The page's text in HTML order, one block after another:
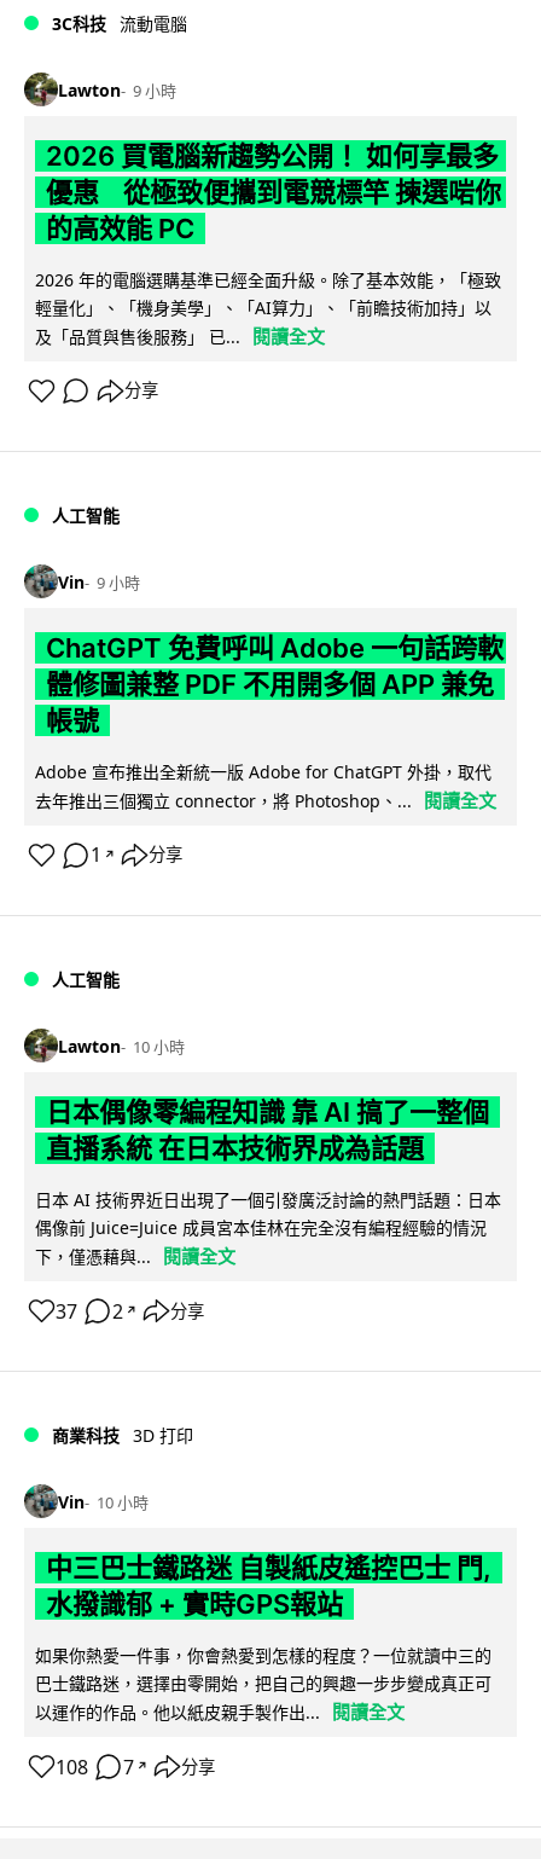
3C科技 流動電腦
Lawton 9 小時
2026 買電腦新趨勢公開！ 如何享最多
優惠 從極致便攜到電競標竿 揀選啱你
的高效能 PC
2026 年的電腦選購基準已經全面升級。除了基本效能，「極致
輕量化」、「機身美學」、「AI算力」、「前瞻技術加持」以
及「品質與售後服務」 已...
閱讀全文
分享
人工智能
Vin 9 小時
ChatGPT 免費呼叫 Adobe 一句話跨軟
體修圖兼整 PDF 不用開多個 APP 兼免
帳號
Adobe 宣布推出全新統一版 Adobe for ChatGPT 外掛，取代
去年推出三個獨立 connector，將 Photoshop、...
閱讀全文
1 ↗ 分享
人工智能
Lawton 10 小時
日本偶像零編程知識 靠 AI 搞了一整個
直播系統 在日本技術界成為話題
日本 AI 技術界近日出現了一個引發廣泛討論的熱門話題：日本
偶像前 Juice=Juice 成員宮本佳林在完全沒有編程經驗的情況
下，僅憑藉與...
閱讀全文
37 2 ↗ 分享
商業科技 3D 打印
Vin 10 小時
中三巴士鐵路迷 自製紙皮遙控巴士 門,
水撥識郁 + 實時GPS報站
如果你熱愛一件事，你會熱愛到怎樣的程度？一位就讀中三的
巴士鐵路迷，選擇由零開始，把自己的興趣一步步變成真正可
以運作的作品。他以紙皮親手製作出...
閱讀全文
108 7 ↗ 分享